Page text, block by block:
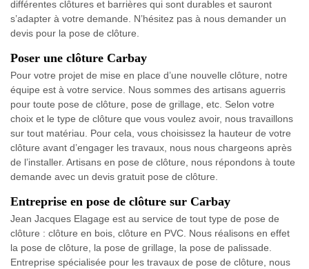
différentes clôtures et barrières qui sont durables et sauront
s’adapter à votre demande. N’hésitez pas à nous demander un
devis pour la pose de clôture.
Poser une clôture Carbay
Pour votre projet de mise en place d’une nouvelle clôture, notre
équipe est à votre service. Nous sommes des artisans aguerris
pour toute pose de clôture, pose de grillage, etc. Selon votre
choix et le type de clôture que vous voulez avoir, nous travaillons
sur tout matériau. Pour cela, vous choisissez la hauteur de votre
clôture avant d’engager les travaux, nous nous chargeons après
de l’installer. Artisans en pose de clôture, nous répondons à toute
demande avec un devis gratuit pose de clôture.
Entreprise en pose de clôture sur Carbay
Jean Jacques Elagage est au service de tout type de pose de
clôture : clôture en bois, clôture en PVC. Nous réalisons en effet
la pose de clôture, la pose de grillage, la pose de palissade.
Entreprise spécialisée pour les travaux de pose de clôture, nous